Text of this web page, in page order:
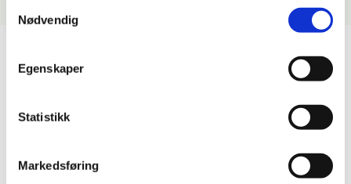
Nødvendig
Egenskaper
Statistikk
Markedsføring
2010-2014 Ellen Bromstad Myrvold